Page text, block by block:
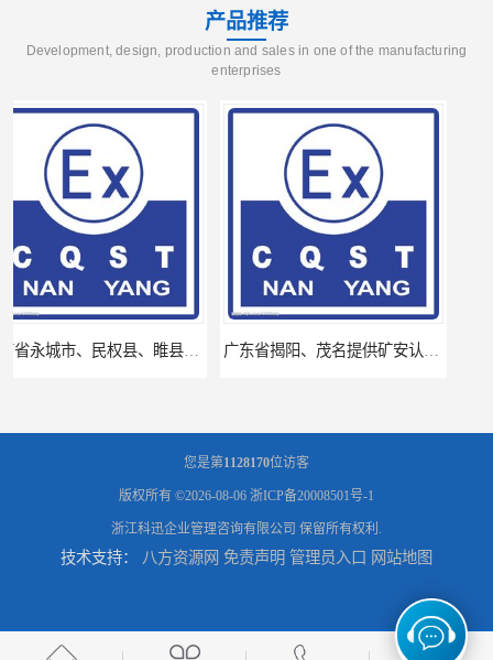
产品推荐
Development, design, production and sales in one of the manufacturing
enterprises
广东省揭阳、茂名提供矿安认证专业咨询服务机构让你拿本放心省心
福建省地区提供矿安认证代理服务让您贴心顺心的专业代理机构 江夏区提供矿安认证代理服务让您贴心顺心的专业代理机构
您是第1128170位访客
版权所有 ©2026-08-06 浙ICP备20008501号-1
浙江科迅企业管理咨询有限公司 保留所有权利.
技术支持： 八方资源网 免责声明 管理员入口 网站地图